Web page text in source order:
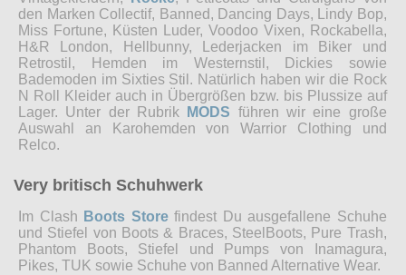
den Marken Collectif, Banned, Dancing Days, Lindy Bop,
Miss Fortune, Küsten Luder, Voodoo Vixen, Rockabella,
H&R London, Hellbunny, Lederjacken im Biker und
Retrostil, Hemden im Westernstil, Dickies sowie
Bademoden im Sixties Stil. Natürlich haben wir die Rock
N Roll Kleider auch in Übergrößen bzw. bis Plussize auf
Lager. Unter der Rubrik
MODS führen wir eine große
Auswahl an Karohemden von Warrior Clothing und
Relco.
Very britisch Schuhwerk
Im Clash Boots Storefindest Du ausgefallene Schuhe
und Stiefel von Boots & Braces, SteelBoots, Pure Trash,
Phantom Boots, Stiefel und Pumps von Inamagura,
Pikes, TUK sowie Schuhe von Banned Alternative Wear.